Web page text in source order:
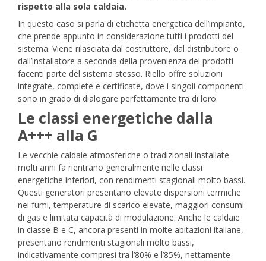
rispetto alla sola caldaia.
In questo caso si parla di etichetta energetica dell’impianto,
che prende appunto in considerazione tutti i prodotti del
sistema. Viene rilasciata dal costruttore, dal distributore o
dall’installatore a seconda della provenienza dei prodotti
facenti parte del sistema stesso. Riello offre soluzioni
integrate, complete e certificate, dove i singoli componenti
sono in grado di dialogare perfettamente tra di loro.
Le classi energetiche dalla
A+++ alla G
Le vecchie caldaie atmosferiche o tradizionali installate
molti anni fa rientrano generalmente nelle classi
energetiche inferiori, con rendimenti stagionali molto bassi.
Questi generatori presentano elevate dispersioni termiche
nei fumi, temperature di scarico elevate, maggiori consumi
di gas e limitata capacità di modulazione. Anche le caldaie
in classe B e C, ancora presenti in molte abitazioni italiane,
presentano rendimenti stagionali molto bassi,
indicativamente compresi tra l’80% e l’85%, nettamente